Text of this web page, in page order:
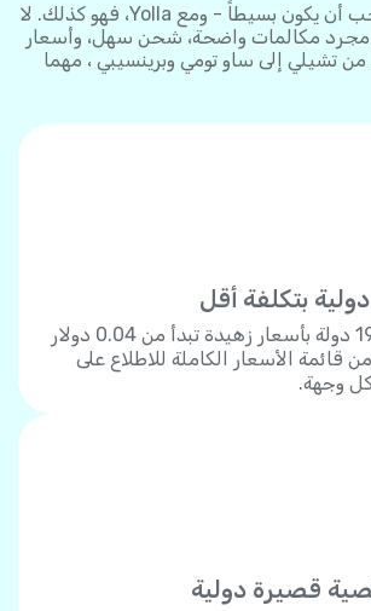
البقاء على اتصال يجب أن يكون بسيطاً - ومع Yolla، فهو كذلك. لا
مكالمات واضحة، شحن سهل، وأسعار
من تشيلي إلى ساو تومي وبرينسيبي ، مهما
بتكلفة أقل
اتصل بأكثر من 190 دولة بأسعار زهيدة تبدأ من 0.04 دولار
قائمة الأسعار الكاملة للاطلاع على
وجهة.
قصيرة دولية